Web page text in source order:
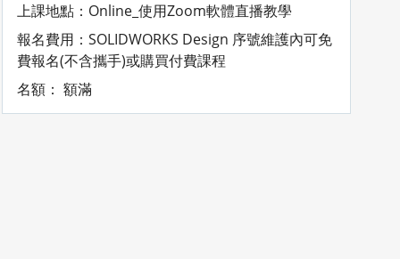
上課地點：Online_使用Zoom軟體直播教學
報名費用：SOLIDWORKS Design 序號維護內可免
費報名(不含攜手)或購買付費課程
名額： 額滿